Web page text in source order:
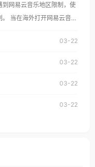
现地区及版权限制问题，且
，
利亚、欧洲等国家和地区
网易云音乐地区限制，使
音
。 遇到这个问题
限制」的问题，无论人在
03-22
03-22
03-22
03-22